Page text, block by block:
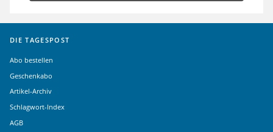
DIE TAGESPOST
Abo bestellen
Geschenkabo
Artikel-Archiv
Schlagwort-Index
AGB